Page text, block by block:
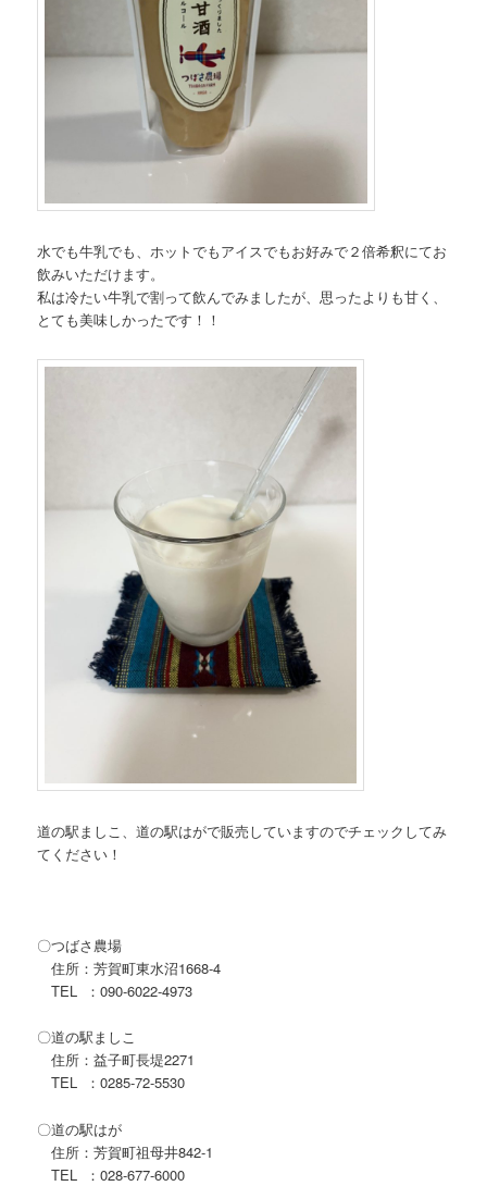
水でも牛乳でも、ホットでもアイスでもお好みで２倍希釈にてお
飲みいただけます。
私は冷たい牛乳で割って飲んでみましたが、思ったよりも甘く、
とても美味しかったです！！
道の駅ましこ、道の駅はがで販売していますのでチェックしてみ
てください！
〇つばさ農場
住所：芳賀町東水沼1668-4
TEL ：090-6022-4973
〇道の駅ましこ
住所：益子町長堤2271
TEL ：0285-72-5530
〇道の駅はが
住所：芳賀町祖母井842-1
TEL ：028-677-6000